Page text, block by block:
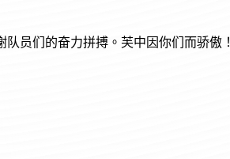
员们的奋力拼搏。芙中因你们而骄傲！